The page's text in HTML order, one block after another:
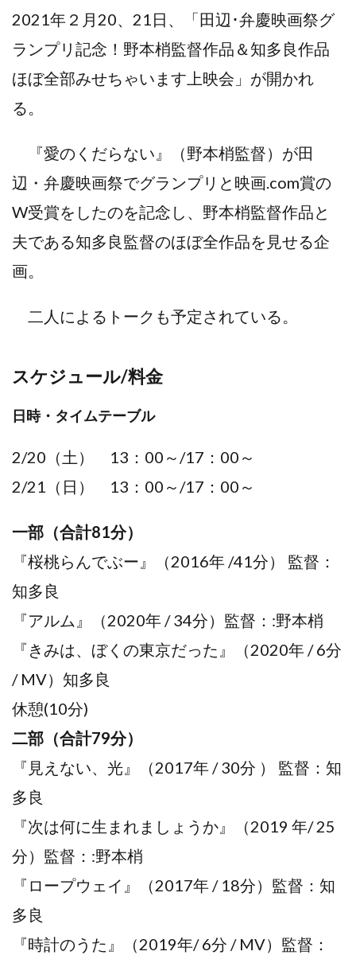
2021年２月20、21日、「田辺･弁慶映画祭グ
ランプリ記念！野本梢監督作品＆知多良作品
ほぼ全部みせちゃいます上映会」が開かれ
る。
『愛のくだらない』（野本梢監督）が田
辺・弁慶映画祭でグランプリと映画.com賞の
W受賞をしたのを記念し、野本梢監督作品と
夫である知多良監督のほぼ全作品を見せる企
画。
二人によるトークも予定されている。
スケジュール/料金
日時・タイムテーブル
2/20（土） 13：00～/17：00～
2/21（日） 13：00～/17：00～
一部（合計81分）
『桜桃らんでぶー』（2016年 /41分） 監督：
知多良
『アルム』（2020年 / 34分）監督：:野本梢
『きみは、ぼくの東京だった』（2020年 / 6分
/ MV）知多良
休憩(10分)
二部（合計79分）
『見えない、光』（2017年 / 30分 ） 監督：知
多良
『次は何に生まれましょうか』（2019 年/ 25
分）監督：:野本梢
『ロープウェイ』（2017年 / 18分）監督：知
多良
『時計のうた』（2019年/ 6分 / MV）監督：